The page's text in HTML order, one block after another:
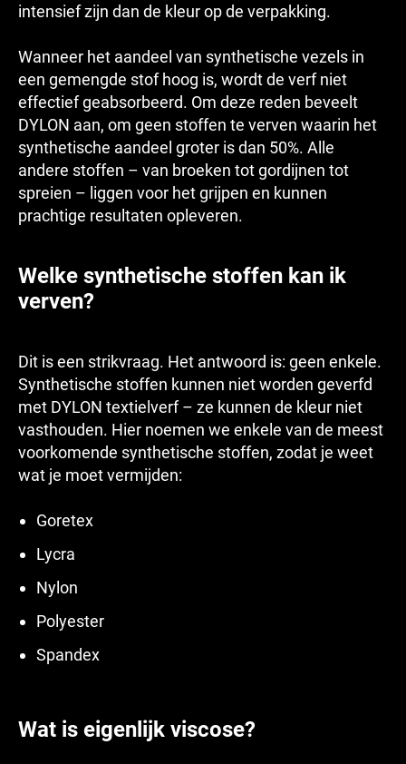
intensief zijn dan de kleur op de verpakking.
Wanneer het aandeel van synthetische vezels in
een gemengde stof hoog is, wordt de verf niet
effectief geabsorbeerd. Om deze reden beveelt
DYLON aan, om geen stoffen te verven waarin het
synthetische aandeel groter is dan 50%. Alle
andere stoffen – van broeken tot gordijnen tot
spreien – liggen voor het grijpen en kunnen
prachtige resultaten opleveren.
Welke synthetische stoffen kan ik
verven?
Dit is een strikvraag. Het antwoord is: geen enkele.
Synthetische stoffen kunnen niet worden geverfd
met DYLON textielverf – ze kunnen de kleur niet
vasthouden. Hier noemen we enkele van de meest
voorkomende synthetische stoffen, zodat je weet
wat je moet vermijden:
Goretex
Lycra
Nylon
Polyester
Spandex
Wat is eigenlijk viscose?